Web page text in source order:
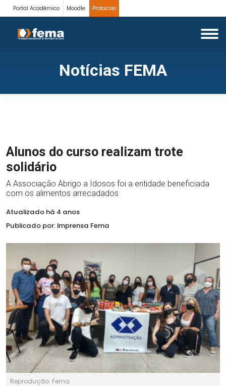
Portal Acadêmico Moodle Protocolo
Notícias FEMA
Alunos do curso realizam trote
solidário
A Associação Abrigo a Idosos foi a entidade beneficiada
com os alimentos arrecadados
Atualizado há 4 anos
Publicado por: Imprensa Fema
Reprodução: Fema